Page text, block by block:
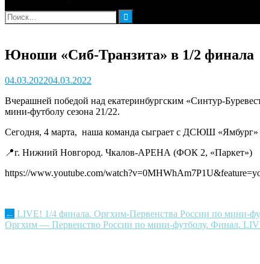
Найти:
Юноши «Сиб-Транзита» в 1/2 финала
04.03.202204.03.2022
Вчерашней победой над екатеринбургским «Синтур-
мини-футболу сезона 21/22.
Сегодня, 4 марта, наша команда сыграет с ДСЮШ «Ямбург»
📍г. Нижний Новгород. Чкалов-АРЕНА (ФОК 2, «Паркет»)
https://www.youtube.com/
Post
navigation
← LIVE! 1/4 финала. Оргхим-Первенства России по мини-
Оргхим — Первенство России по мини-футболу. Финал.